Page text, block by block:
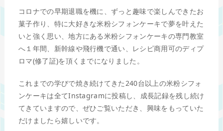
コロナでの早期退職を機に、ずっと趣味で楽しんできたお
菓子作り、特に大好きな米粉シフォンケーキで夢を叶えた
いと強く思い、地方にある米粉シフォンケーキの専門教室
へ１年間、新幹線や飛行機で通い、レシピ商用可のディプ
ロマ(修了証)を頂くまでになりました。
これまでの学びで焼き続けてきた240台以上の米粉シフォ
ンケーキは全てInstagramに投稿し、成長記録を残し続け
てきていますので、ぜひご覧いただき、興味をもっていた
だけましたら嬉しいです。